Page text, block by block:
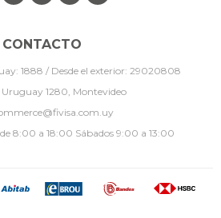
CONTACTO
1888 / Desde el exterior: 29020808
1280, Montevideo
8:00 a 18:00 Sábados 9:00 a 13:00